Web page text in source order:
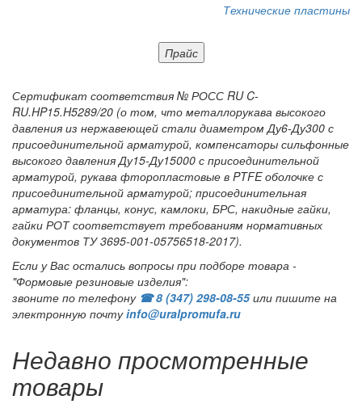
Технические пластины
Прайс
Сертификат соответствия № РОСС RU C-
RU.HP15.H5289/20 (о том, что металлорукава высокого
давления из нержавеющей стали диаметром Ду6-Ду300 с
присоединительной арматурой, компенсаторы сильфонные
высокого давления Ду15-Ду15000 с присоединительной
арматурой, рукава фторопластовые в PTFE оболочке с
присоединительной арматурой; присоединительная
арматура: фланцы, конус, камлоки, БРС, накидные гайки,
гайки РОТ соответствует требованиям нормативных
документов ТУ 3695-001-05756518-2017).
Если у Вас остались вопросы при подборе товара -
"Формовые резиновые изделия":
звоните по телефону ☎ 8 (347) 298‑08‑55или пишите на
электронную почтуinfo@uralpromufa.ru
Недавно просмотренные
товары